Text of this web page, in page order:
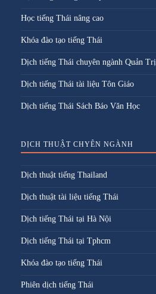
Học tiếng Thái nâng cao
Khóa đào tạo tiếng Thái
Dịch tiếng Thái chuyên ngành Quản Trị
Dịch tiếng Thái tài liệu Tôn Giáo
Dịch tiếng Thái Sách Báo Văn Học
DỊCH THUẬT CHYÊN NGÀNH
Dịch thuật tiếng Thailand
Dịch thuật tài liệu tiếng Thái
Dịch tiếng Thái tại Hà Nội
Dịch tiếng Thái tại Tphcm
Khóa đào tạo tiếng Thái
Phiên dịch tiếng Thái